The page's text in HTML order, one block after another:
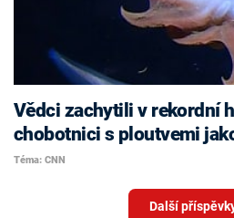
Vědci zachytili v rekordní
chobotnici s ploutvemi
Téma: CNN
Další